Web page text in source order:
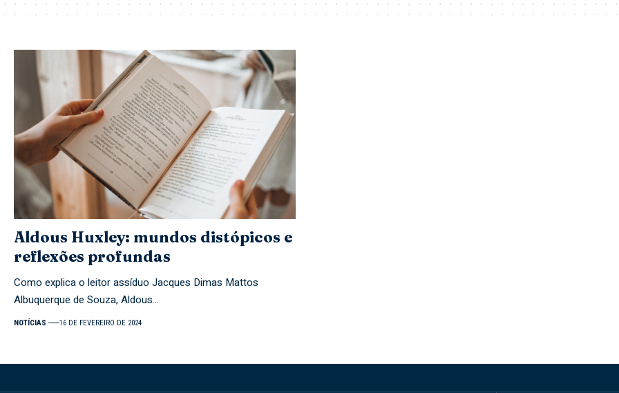
Aldous Huxley: mundos distópicos e
reflexões profundas
Como explica o leitor assíduo Jacques Dimas Mattos
Albuquerque de Souza, Aldous…
NOTÍCIAS 16 DE FEVEREIRO DE 2024